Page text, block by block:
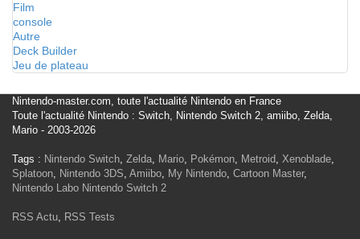
Film
console
Autre
Deck Builder
Jeu de plateau
Nintendo-master.com, toute l'actualité Nintendo en France
Toute l'actualité Nintendo : Switch, Nintendo Switch 2, amiibo, Zelda,
Mario - 2003-2026
Tags : Nintendo Switch, Zelda, Mario, Pokémon, Metroid, Xenoblade,
Splatoon, Nintendo 3DS, Amiibo, My Nintendo, Cartoon Master,
Nintendo Labo Nintendo Switch 2
RSS Actu, RSS Tests